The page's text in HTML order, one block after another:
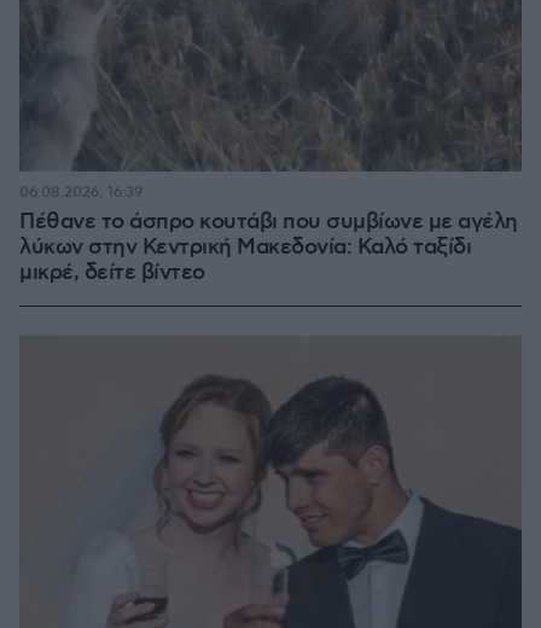
Πέθανε το άσπρο κουτάβι που συμβίωνε με αγέλη
λύκων στην Κεντρική Μακεδονία: Καλό ταξίδι
μικρέ, δείτε βίντεο
06.08.2026, 16:39